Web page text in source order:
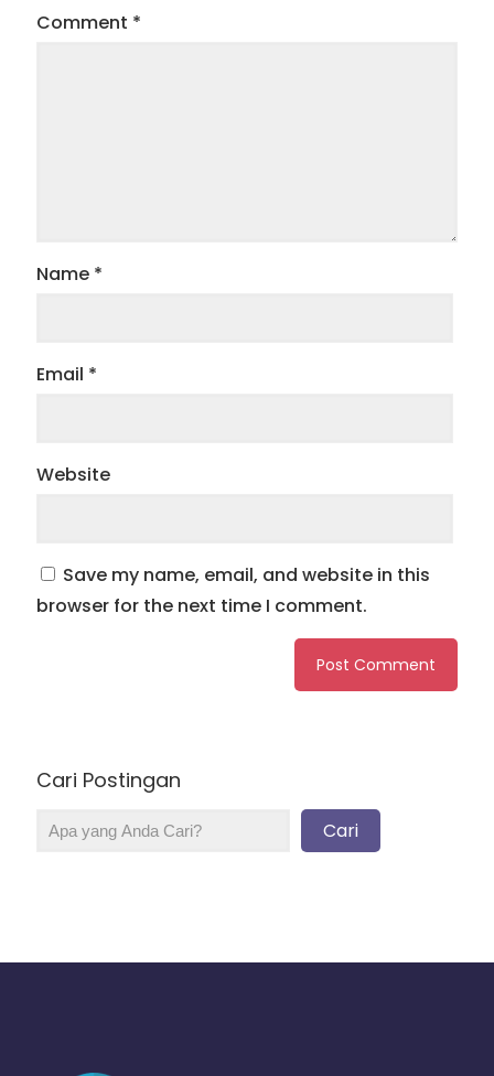
Comment *
Name *
Email *
Website
Save my name, email, and website in this
browser for the next time I comment.
Cari Postingan
Cari